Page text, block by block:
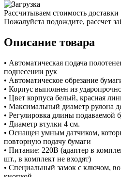
Рассчитываем стоимость доставки
Пожалуйста подождите, рассчет
Описание товара
• Автоматическая подача
поднесении рук
• Автоматическое обрезание
• Корпус выполнен из
• Цвет корпуса белый, красная
• Максимальный диаметр рулона
• Регулировка длины подаваемой
• Диаметр втулки 4 см.
• Оснащен умным датчиком,
повторную подачу бумаги
• Питание: 220В (адаптер в
шт., в комплект не входят)
• Специальный замок с ключом,